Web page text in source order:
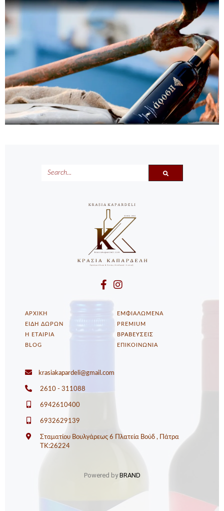
ΑΡΧΙΚΗ
ΕΙΔΗ ΔΩΡΩΝ
Η ΕΤΑΙΡΙΑ
BLOG
ΕΜΦΙΑΛΩΜΕΝΑ
PREMIUM
ΒΡΑΒΕΥΣΕΙΣ
ΕΠΙΚΟΙΝΩΝΙΑ
krasiakapardeli@gmail.com
2610 - 311088
6942610400
6932629139
Σταματίου Βουλγάρεως 6 Πλατεία Βούδ , Πάτρα
ΤΚ:26224
Powered byBRAND